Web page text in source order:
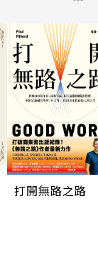
打開無路之路